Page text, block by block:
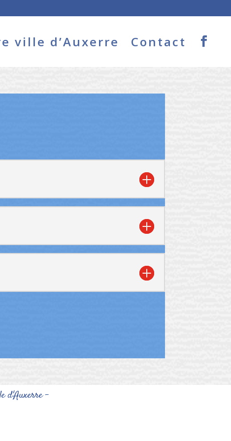
ville d’Auxerre Contact
d'Auxerre -